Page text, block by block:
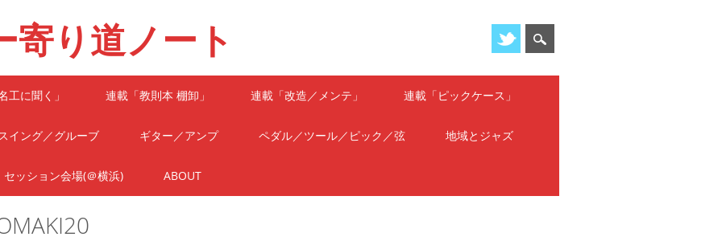
寄り道ノート
工に聞く」 連載「教則本 棚卸」 連載「改造／メンテ」 連載「ピックケース」
イング／グルーブ ギター／アンプ ペダル／ツール／ピック／弦 地域とジャズ
セッション会場(＠横浜) ABOUT